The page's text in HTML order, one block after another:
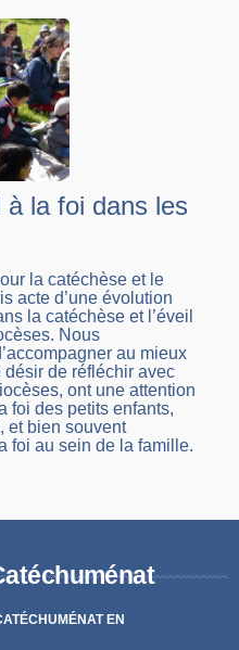
à la foi dans les
la catéchèse et le
acte d’une évolution
la catéchèse et l’éveil
Nous
au mieux
de réfléchir avec
ont une attention
foi des petits enfants,
et bien souvent
foi au sein de la famille.
EN